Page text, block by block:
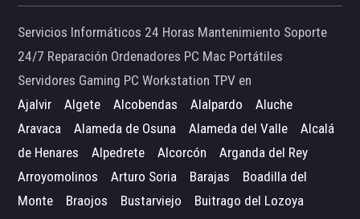
Servicios Informáticos 24 Horas Mantenimiento Soporte
24/7 Reparación Ordenadores PC Mac Portátiles
Servidores Gaming PC Workstation TPV en
Ajalvir
Algete Alcobendas Alalpardo
Aluche
Aravaca
Alameda de Osuna Alameda del Valle
Alcalá
de Henares
Alpedrete Alcorcón
Arganda del Rey
Arroyomolinos
Arturo Soria Barajas
Boadilla del
Monte
Braojos Bustarviejo
Buitrago del Lozoya